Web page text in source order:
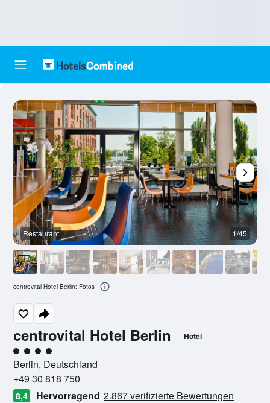
centrovital Hotel Berlin Hotel
Bewertungskategorie 4
Berlin, Deutschland
+49 30 818 750
8,4 Hervorragend 2.867 verifizierte Bewertungen
Restaurant 1/45
centrovital Hotel Berlin: Fotos